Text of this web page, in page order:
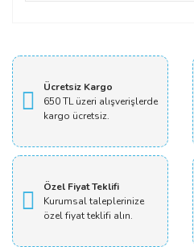
Ücretsiz Kargo
650 TL üzeri alışverişlerde
kargo ücretsiz.
Özel Fiyat Teklifi
Kurumsal taleplerinize
özel fiyat teklifi alın.